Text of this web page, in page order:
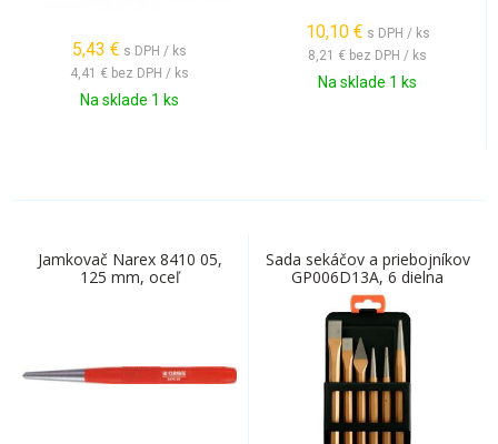
5,43 € s DPH / ks
4,41 € bez DPH / ks
Na sklade 1 ks
10,10 € s DPH / ks
8,21 € bez DPH / ks
Na sklade 1 ks
Jamkovač Narex 8410 05,
125 mm, oceľ
Sada sekáčov a priebojníkov
GP006D13A, 6 dielna